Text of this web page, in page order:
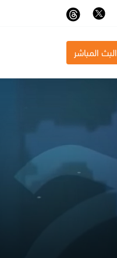
البث المباشر